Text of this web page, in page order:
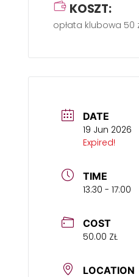
KOSZT:
opłata klubowa 50
DATE
19 Jun 2026
Expired!
TIME
13:30 - 17:00
COST
50.00 ZŁ
LOCATION